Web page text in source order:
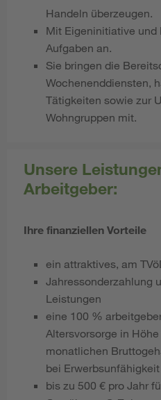
Handeln überzeugen.
Mit Eigeninitiative und
Aufgaben an.
Sie bringen die
Wochenenddiensten,
Tätigkeiten sowie zur
Wohngruppen mit.
Unsere
Arbeitgeber:
Ihre finanziellen Vorteile
ein attraktives, am
Jahressonderzahlung
Leistungen
eine 100 %
Altersvorsorge in
monatlichen
bei Erwerbsunfähigkeit
bis zu 500 € pro Jahr